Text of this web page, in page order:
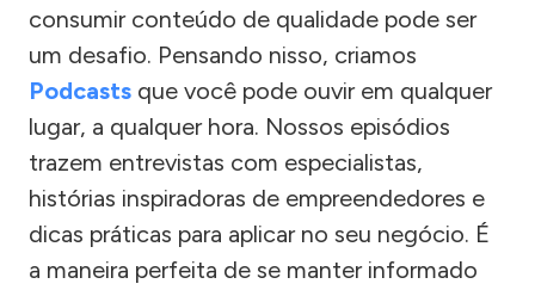
consumir conteúdo de qualidade pode ser
um desafio. Pensando nisso, criamos
Podcasts que você pode ouvir em qualquer
lugar, a qualquer hora. Nossos episódios
trazem entrevistas com especialistas,
histórias inspiradoras de empreendedores e
dicas práticas para aplicar no seu negócio. É
a maneira perfeita de se manter informado